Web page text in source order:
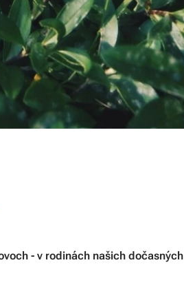
- v rodinách našich dočasných